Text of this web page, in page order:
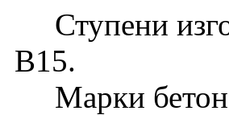
Ступени
В15.
Марки